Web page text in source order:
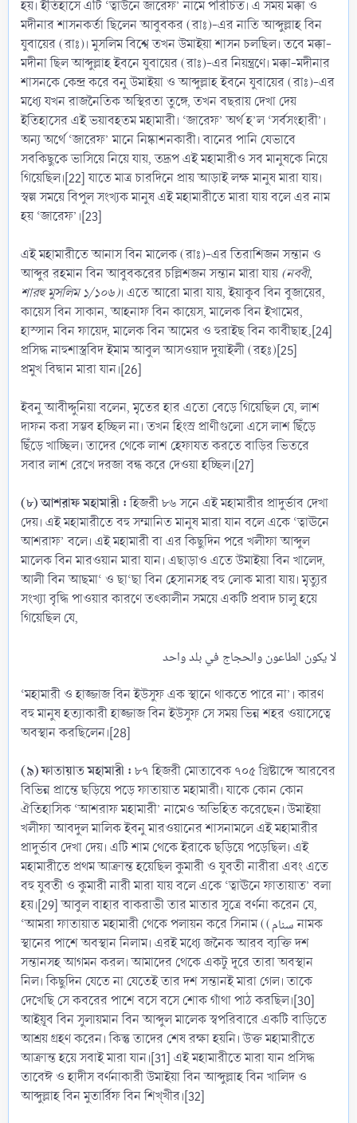
হয়। ইতিহাসে এটি ‘ত্বাউনে জারেফ’ নামে পরিচিত। এ সময় মক্কা ও
মদীনার শাসনকর্তা ছিলেন আবুবকর (রাঃ)-এর নাতি আব্দুল্লাহ বিন
যুবায়ের (রাঃ)। মুসলিম বিশ্বে তখন উমাইয়া শাসন চলছিল। তবে মক্কা-
মদীনা ছিল আব্দুল্লাহ ইবনে যুবায়ের (রাঃ)-এর নিয়ন্ত্রণে। মক্কা-মদীনার
শাসনকে কেন্দ্র করে বনু উমাইয়া ও আব্দুল্লাহ ইবনে যুবায়ের (রাঃ)-এর
মধ্যে যখন রাজনৈতিক অস্থিরতা তুঙ্গে, তখন বছরায় দেখা দেয়
ইতিহাসের এই ভয়াবহতম মহামারী। ‘জারেফ’ অর্থ হ’ল ‘সর্বসংহারী’।
অন্য অর্থে ‘জারেফ’ মানে নিষ্কাশনকারী। বানের পানি যেভাবে
সবকিছুকে ভাসিয়ে নিয়ে যায়, তদ্রূপ এই মহামারীও সব মানুষকে নিয়ে
গিয়েছিল।[22] যাতে মাত্র চারদিনে প্রায় আড়াই লক্ষ মানুষ মারা যায়।
স্বল্প সময়ে বিপুল সংখ্যক মানুষ এই মহামারীতে মারা যায় বলে এর নাম
হয় ‘জারেফ’।[23]
এই মহামারীতে আনাস বিন মালেক (রাঃ)-এর তিরাশিজন সন্তান ও
আব্দুর রহমান বিন আবুবকরের চল্লিশজন সন্তান মারা যায় (নববী,
শারহু মুসলিম ১/১০৬)। এতে আরো মারা যায়, ইয়াকূব বিন বুজায়ের,
কায়েস বিন সাকান, আহনাফ বিন কায়েস, মালেক বিন ইখামের,
হাস্সান বিন ফায়েদ, মালেক বিন আমের ও হুরাইছ বিন কাবীছাহ,[24]
প্রসিদ্ধ নাহুশাস্ত্রবিদ ইমাম আবুল আসওয়াদ দুয়াইলী (রহঃ)[25]
প্রমুখ বিদ্বান মারা যান।[26]
ইবনু আবীদ্দুনিয়া বলেন, মৃতের হার এতো বেড়ে গিয়েছিল যে, লাশ
দাফন করা সম্ভব হচ্ছিল না। তখন হিংস্র প্রাণীগুলো এসে লাশ ছিঁড়ে
ছিঁড়ে খাচ্ছিল। তাদের থেকে লাশ হেফাযত করতে বাড়ির ভিতরে
সবার লাশ রেখে দরজা বন্ধ করে দেওয়া হচ্ছিল।[27]
(৮) আশরাফ মহামারী :হিজরী ৮৬ সনে এই মহামারীর প্রাদুর্ভাব দেখা
দেয়। এই মহামারীতে বহু সম্মানিত মানুষ মারা যান বলে একে ‘ত্বাঊনে
আশরাফ’ বলে। এই মহামারী বা এর কিছুদিন পরে খলীফা আব্দুল
মালেক বিন মারওয়ান মারা যান। এছাড়াও এতে উমাইয়া বিন খালেদ,
আলী বিন আছমা‘ ও ছা‘ছা বিন হেসানসহ বহু লোক মারা যায়। মৃত্যুর
সংখ্যা বৃদ্ধি পাওয়ার কারণে তৎকালীন সময়ে একটি প্রবাদ চালু হয়ে
গিয়েছিল যে,
‘মহামারী ও হাজ্জাজ বিন ইউসুফ এক স্থানে থাকতে পারে না’। কারণ
বহু মানুষ হত্যাকারী হাজ্জাজ বিন ইউসুফ সে সময় ভিন্ন শহর ওয়াসেত্বে
অবস্থান করছিলেন।[28]
(৯) ফাতায়াত মহামারী : ৮৭ হিজরী মোতাবেক ৭০৫ খ্রিষ্টাব্দে আরবের
বিভিন্ন প্রান্তে ছড়িয়ে পড়ে ফাতায়াত মহামারী। যাকে কোন কোন
ঐতিহাসিক ‘আশরাফ মহামারী’ নামেও অভিহিত করেছেন। উমাইয়া
খলীফা আবদুল মালিক ইবনু মারওয়ানের শাসনামলে এই মহামারীর
প্রাদুর্ভাব দেখা দেয়। এটি শাম থেকে ইরাকে ছড়িয়ে পড়েছিল। এই
মহামারীতে প্রথম আক্রান্ত হয়েছিল কুমারী ও যুবতী নারীরা এবং এতে
বহু যুবতী ও কুমারী নারী মারা যায় বলে একে ‘ত্বাঊনে ফাতায়াত’ বলা
হয়।[29] আবুল বাহার বাকরাভী তার মাতার সূত্রে বর্ণনা করেন যে,
‘আমরা ফাতায়াত মহামারী থেকে পলায়ন করে সিনাম ((سنام নামক
স্থানের পাশে অবস্থান নিলাম। এরই মধ্যে জনৈক আরব ব্যক্তি দশ
সন্তানসহ আগমন করল। আমাদের থেকে একটু দূরে তারা অবস্থান
নিল। কিছুদিন যেতে না যেতেই তার দশ সন্তানই মারা গেল। তাকে
দেখেছি সে কবরের পাশে বসে বসে শোক গাঁথা পাঠ করছিল।[30]
আইয়ূব বিন সুলায়মান বিন আব্দুল মালেক স্বপরিবারে একটি বাড়িতে
আশ্রয় গ্রহণ করেন। কিন্তু তাদের শেষ রক্ষা হয়নি। উক্ত মহামারীতে
আক্রান্ত হয়ে সবাই মারা যান।[31] এই মহামারীতে মারা যান প্রসিদ্ধ
তাবেঈ ও হাদীস বর্ণনাকারী উমাইয়া বিন আব্দুল্লাহ বিন খালিদ ও
আব্দুল্লাহ বিন মুতার্রিফ বিন শিখ্খীর।[32]